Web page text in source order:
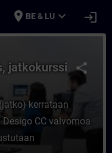
place BE & LU expand_more login
share
jatkokurssi
kerrataan
CC valvomoa